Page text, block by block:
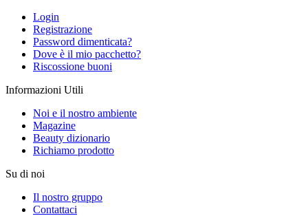
Login
Registrazione
Password dimenticata?
Dove è il mio pacchetto?
Riscossione buoni
Informazioni Utili
Noi e il nostro ambiente
Magazine
Beauty dizionario
Richiamo prodotto
Su di noi
Il nostro gruppo
Contattaci